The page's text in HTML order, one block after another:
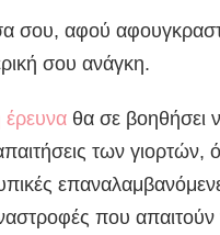
σου, αφού
σου ανάγκη.
έρευνα θα σε βοηθήσει
απαιτήσεις των
που απαιτούν